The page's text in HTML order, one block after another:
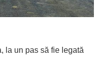
la un pas să fie legată